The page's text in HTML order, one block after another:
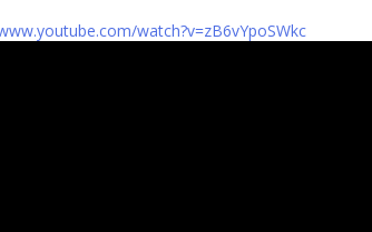
watch?v=zB6vYpoSWkc